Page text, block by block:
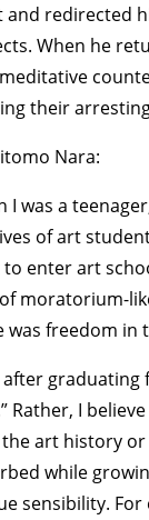
and redirected
When he
their
Nara:
I was a
of art
enter art
moratorium-
was freedom in
after graduating
Rather, I
art history
while
sensibility.